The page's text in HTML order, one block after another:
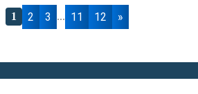
1 2 3 ... 11 12 »